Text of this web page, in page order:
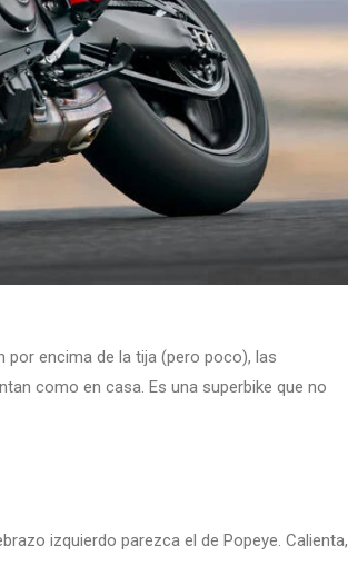
por encima de la tija (pero poco), las
como en casa. Es una superbike que no
izquierdo parezca el de Popeye. Calienta,